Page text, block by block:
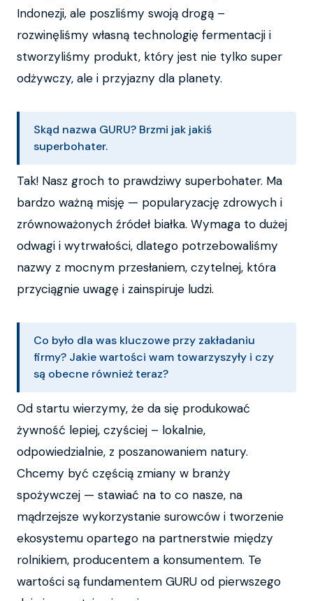
Indonezji, ale poszliśmy swoją drogą –
rozwinęliśmy własną technologię fermentacji i
stworzyliśmy produkt, który jest nie tylko super
odżywczy, ale i przyjazny dla planety.
Skąd nazwa GURU? Brzmi jak jakiś
superbohater.
Tak! Nasz groch to prawdziwy superbohater. Ma
bardzo ważną misję — popularyzację zdrowych i
zrównoważonych źródeł białka. Wymaga to dużej
odwagi i wytrwałości, dlatego potrzebowaliśmy
nazwy z mocnym przesłaniem, czytelnej, która
przyciągnie uwagę i zainspiruje ludzi.
Co było dla was kluczowe przy zakładaniu
firmy? Jakie wartości wam towarzyszyły i czy
są obecne również teraz?
Od startu wierzymy, że da się produkować
żywność lepiej, czyściej – lokalnie,
odpowiedzialnie, z poszanowaniem natury.
Chcemy być częścią zmiany w branży
spożywczej — stawiać na to co nasze, na
mądrzejsze wykorzystanie surowców i tworzenie
ekosystemu opartego na partnerstwie między
rolnikiem, producentem a konsumentem. Te
wartości są fundamentem GURU od pierwszego